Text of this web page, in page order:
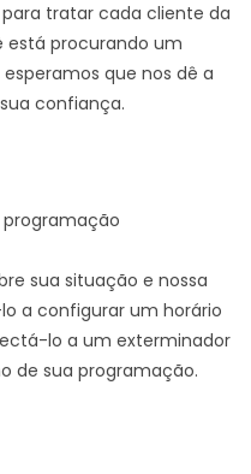
tratar cada cliente da
procurando um
que nos dê a
confiança.
sua situação e nossa
a configurar um horário
lo a um exterminador
de sua programação.